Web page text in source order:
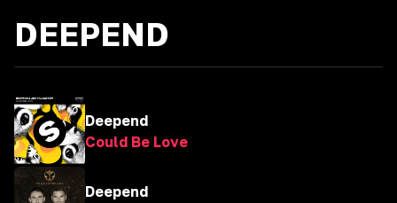
DEEPEND
Deepend
Could Be Love
Deepend